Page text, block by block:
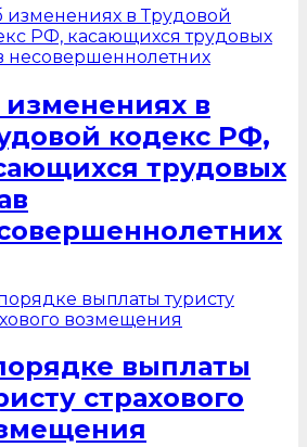
в
кодекс РФ,
трудовых
выплаты
страхового